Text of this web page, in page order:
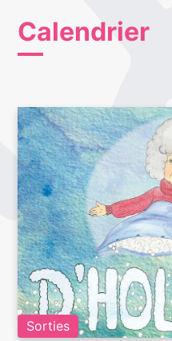
Calendrier
Sorties